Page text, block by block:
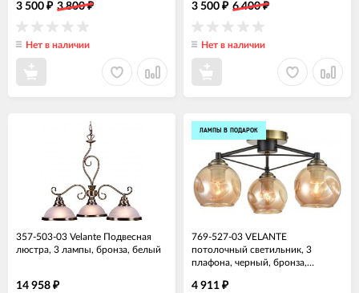
3 500 ₽ 3 800₽
Нет в наличии
3 500 ₽ 6 400₽
Нет в наличии
357-503-03 Velante Подвесная
люстра, 3 лампы, бронза, белый
14 958 ₽
ЛАМПЫ В ПОДАРОК
769-527-03 VELANTE
потолочный светильник, 3
плафона, черный, бронза,
4 911 ₽